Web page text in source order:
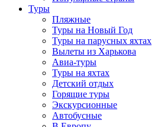
Туры
Пляжные
Туры на Новый Год
Туры на парусных яхтах
Вылеты из Харькова
Авиа-туры
Туры на яхтах
Детский отдых
Горящие туры
Экскурсионные
Автобусные